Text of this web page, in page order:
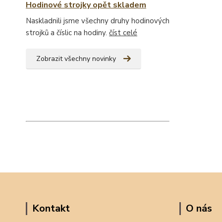
Hodinové strojky opět skladem
Naskladnili jsme všechny druhy hodinových
strojků a číslic na hodiny. číst celé
Zobrazit všechny novinky
Kontakt O nás